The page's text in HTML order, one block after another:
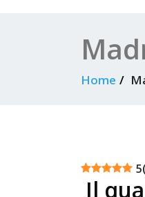
Home
5(
Il